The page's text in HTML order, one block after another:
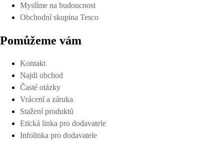
Myslíme na budoucnost
Obchodní skupina Tesco
Pomůžeme vám
Kontakt
Najdi obchod
Časté otázky
Vrácení a záruka
Stažení produktů
Etická linka pro dodavatele
Infolinka pro dodavatele